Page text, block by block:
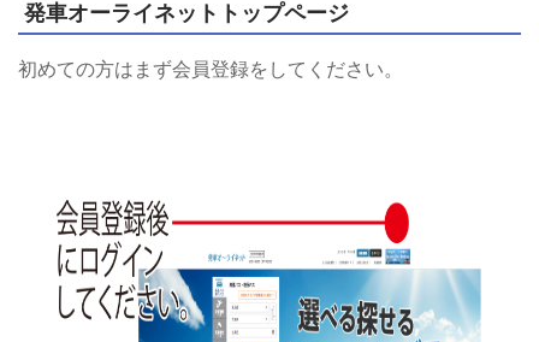
発車オーライネットトップページ
初めての方はまず会員登録をしてください。